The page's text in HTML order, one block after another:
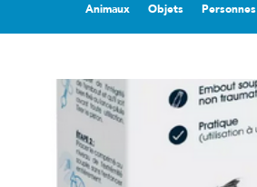
Animaux Objets Personnes